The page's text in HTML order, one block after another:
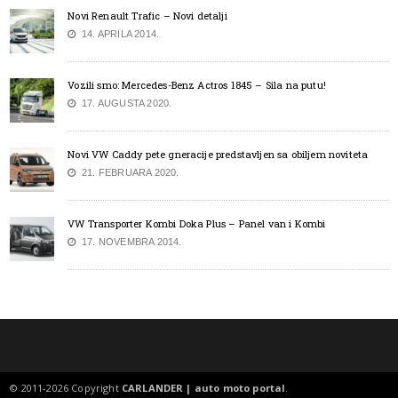
Novi Renault Trafic – Novi detalji
14. APRILA 2014.
Vozili smo: Mercedes-Benz Actros 1845 – Sila na putu!
17. AUGUSTA 2020.
Novi VW Caddy pete gneracije predstavljen sa obiljem noviteta
21. FEBRUARA 2020.
VW Transporter Kombi Doka Plus – Panel van i Kombi
17. NOVEMBRA 2014.
© 2011-2026 Copyright CARLANDER | auto moto portal.